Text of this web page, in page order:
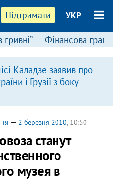
Підтримати УКР
гривні” Фінансова
Каладзе заявив про
і Грузії з боку
— 2 березня 2010, 10:50
станут
музея в